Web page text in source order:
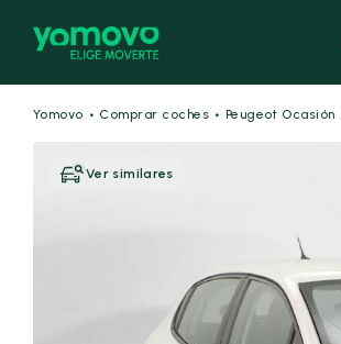
Yomovo · Comprar coches · Peugeot Ocasión
Ver similares